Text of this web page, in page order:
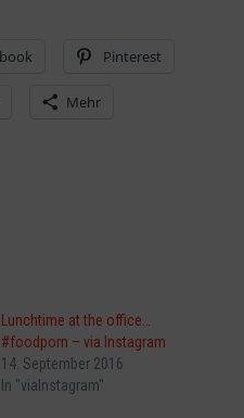
Pinterest
Mehr
Lunchtime at the office…
#foodporn – via Instagram
14. September 2016
In "viaInstagram"